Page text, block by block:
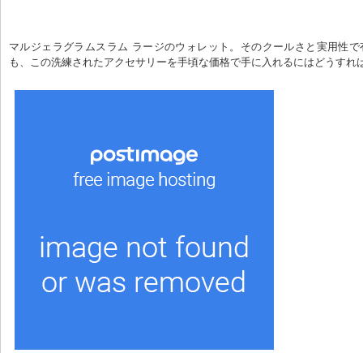
マルジェラグラムスラム ラージのウォレット。そのクールさと実用性
も、この洗練されたアクセサリーを手頃な価格で手に入れるにはどうすれ